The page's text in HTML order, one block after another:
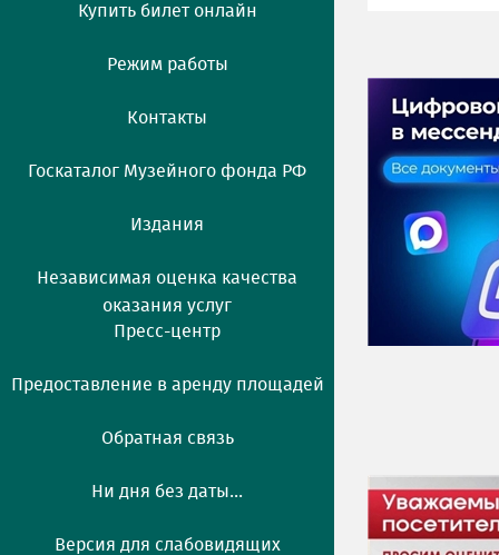
Купить билет онлайн
Режим работы
Контакты
Госкаталог Музейного фонда РФ
Издания
Независимая оценка качества
оказания услуг
Пресс-центр
Предоставление в аренду площадей
Обратная связь
Ни дня без даты...
Версия для слабовидящих